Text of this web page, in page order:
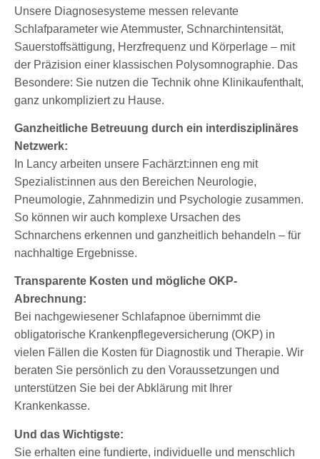
Unsere Diagnosesysteme messen relevante
Schlafparameter wie Atemmuster, Schnarchintensität,
Sauerstoffsättigung, Herzfrequenz und Körperlage – mit
der Präzision einer klassischen Polysomnographie. Das
Besondere: Sie nutzen die Technik ohne Klinikaufenthalt,
ganz unkompliziert zu Hause.
Ganzheitliche Betreuung durch ein interdisziplinäres
Netzwerk:
In Lancy arbeiten unsere Fachärzt:innen eng mit
Spezialist:innen aus den Bereichen Neurologie,
Pneumologie, Zahnmedizin und Psychologie zusammen.
So können wir auch komplexe Ursachen des
Schnarchens erkennen und ganzheitlich behandeln – für
nachhaltige Ergebnisse.
Transparente Kosten und mögliche OKP-
Abrechnung:
Bei nachgewiesener Schlafapnoe übernimmt die
obligatorische Krankenpflegeversicherung (OKP) in
vielen Fällen die Kosten für Diagnostik und Therapie. Wir
beraten Sie persönlich zu den Voraussetzungen und
unterstützen Sie bei der Abklärung mit Ihrer
Krankenkasse.
Und das Wichtigste:
Sie erhalten eine fundierte, individuelle und menschlich